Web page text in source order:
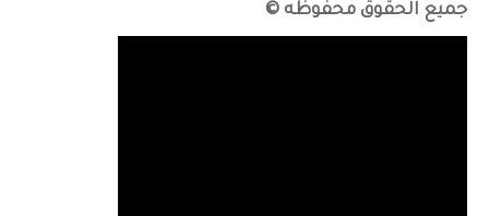
جميع الحقوق محفوظه ©